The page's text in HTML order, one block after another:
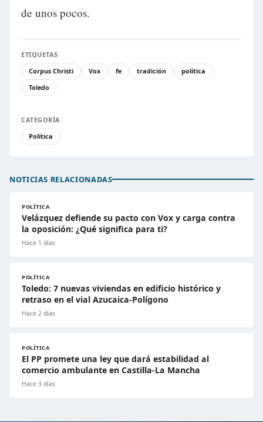
de unos pocos.
ETIQUETAS
Corpus Christi
Vox fe tradición
política
Toledo
CATEGORÍA
Política
NOTICIAS RELACIONADAS
POLÍTICA
Velázquez defiende su pacto con Vox y carga contra
la oposición: ¿Qué significa para ti?
Hace 1 días
POLÍTICA
Toledo: 7 nuevas viviendas en edificio histórico y
retraso en el vial Azucaica-Polígono
Hace 2 días
POLÍTICA
El PP promete una ley que dará estabilidad al
comercio ambulante en Castilla-La Mancha
Hace 3 días